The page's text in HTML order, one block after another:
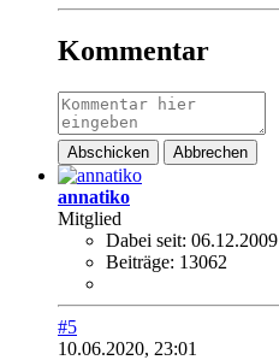
Kommentar
Abschicken Abbrechen
annatiko
Mitglied
Dabei seit: 06.12.2009
Beiträge: 13062
#5
10.06.2020, 23:01